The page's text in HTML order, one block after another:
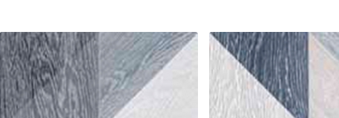
[신상품] 숨겨진 접합선 (Seamless) '피아또 수건걸이'
[신상품] 300mm 미니멀 스퀘어 '피아또 슬라이드바'